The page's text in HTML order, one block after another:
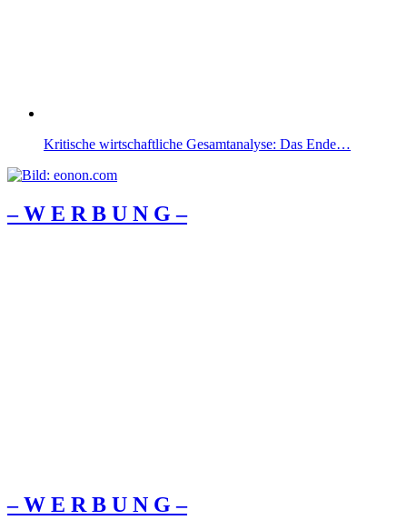
Kritische wirtschaftliche Gesamtanalyse: Das Ende…
– W Ε R Β U Ν G –
– W Ε R Β U Ν G –